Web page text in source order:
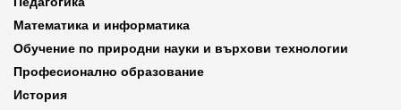
Математика и информатика
Обучение по природни науки и върхови технологии
Професионално образование
История